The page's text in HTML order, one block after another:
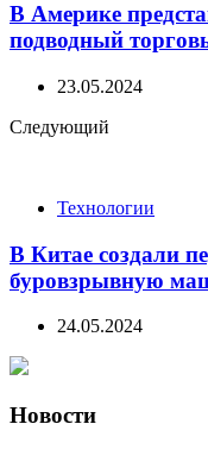
В Америке
подводный
23.05.2024
Следующий
Технологии
В Китае создали
буровзрывную
24.05.2024
Новости